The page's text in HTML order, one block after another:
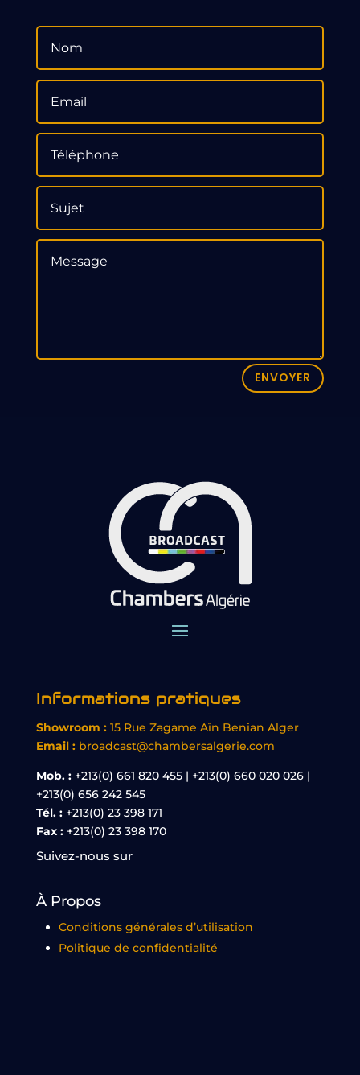
ENVOYER
Informations pratiques
Showroom : 15 Rue Zagame Aïn Benian Alger
Email : broadcast@chambersalgerie.com
Mob. :+213(0) 661 820 455 | +213(0) 660 020 026 |
+213(0) 656 242 545
Tél. : +213(0) 23 398 171
Fax : +213(0) 23 398 170
Suivez-nous sur
À Propos
Conditions générales d’utilisation
Politique de confidentialité